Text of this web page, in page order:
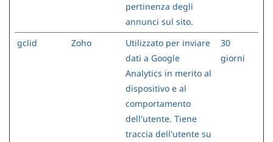
pertinenza degli
annunci sul sito.
gclid
Zoho
Utilizzato per inviare
dati a Google
Analytics in merito al
dispositivo e al
comportamento
dell'utente. Tiene
traccia dell'utente su
30
giorni